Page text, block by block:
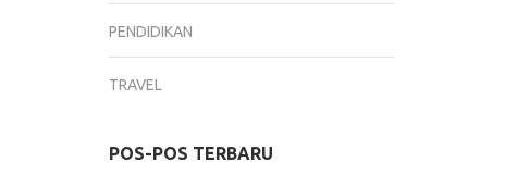
PENDIDIKAN
TRAVEL
POS-POS TERBARU